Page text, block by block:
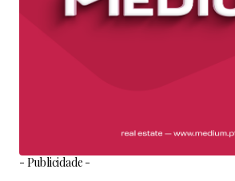
- Publicidade -